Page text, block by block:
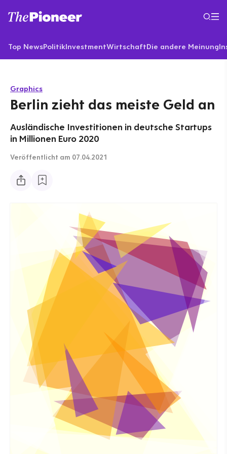
Top NewsPolitikInvestmentWirtschaftDie andere Meinung
Graphics
Berlin zieht das meiste Geld an
Ausländische Investitionen in deutsche Startups
in Millionen Euro 2020
Veröffentlicht am 07.04.2021